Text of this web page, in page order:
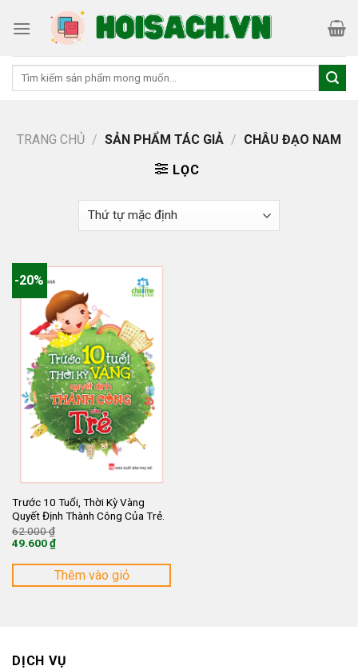
Tìm
TRANG CHỦ / SẢN PHẨM TÁC GIẢ / CHÂU ĐẠO NAM
LỌC
-20%
Trước 10 Tuổi, Thời Kỳ Vàng
Quyết Định Thành Công Của Trẻ.
62.000₫
62.000 ₫.
49.600₫
hiện
là:
Thêm vào giỏ
DỊCH VỤ